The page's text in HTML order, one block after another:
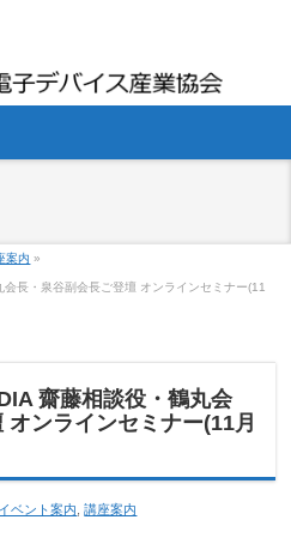
案内 »
会長・泉谷副会長ご登壇 オンラインセミナー(11
齋藤相談役・鶴丸会
ンラインセミナー(11月
イベント案内 ,講座案内